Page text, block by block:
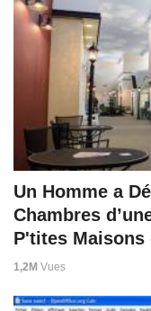
Un Homme a
Chambres
P'tites Maisons
1,2M Vues